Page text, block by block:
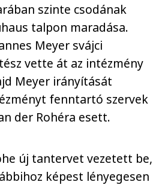
szinte csodának
talpon maradása.
Meyer svájci
vette át az intézmény
Meyer irányítását
fenntartó szervek
der Rohéra esett.
új tantervet vezetett be,
képest lényegesen